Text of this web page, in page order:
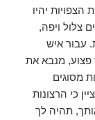
יהיו
צלול ויפה,
עבור איש
פצוע, מנבא את
מסוגים
כי הרצונות
תהיה לך